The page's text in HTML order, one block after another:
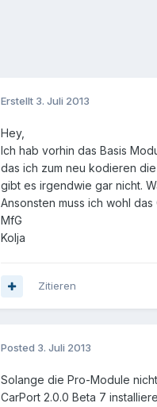
Erstellt 3. Juli 2013
Hey,
Ich hab vorhin das Basis
das ich zum neu kodieren
gibt es irgendwie gar nicht.
Ansonsten muss ich wohl
MfG
Kolja
Zitieren
Posted 3. Juli 2013
Solange die Pro-Module
CarPort 2.0.0 Beta 7